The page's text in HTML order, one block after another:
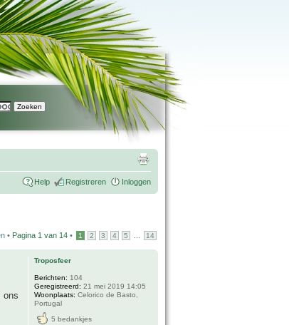
Help Registreren Inloggen
• Pagina 1 van 14 • 1 2 3 4 5 14
ons
Troposfeer
Berichten: 104
Geregistreerd: 21 mei 2019 14:05
Woonplaats: Celorico de Basto,
Portugal
5 bedankjes